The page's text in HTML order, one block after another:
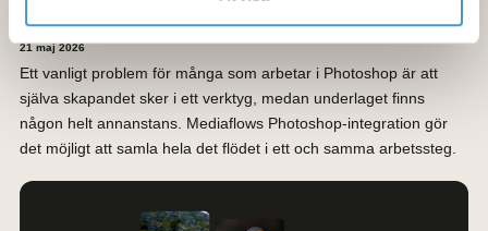
Hela din bildbank direkt i Photoshop
21 maj 2026
Ett vanligt problem för många som arbetar i Photoshop är att
själva skapandet sker i ett verktyg, medan underlaget finns
någon helt annanstans. Mediaflows Photoshop-integration gör
det möjligt att samla hela det flödet i ett och samma arbetssteg.